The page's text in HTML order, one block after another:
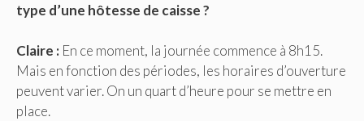
type d’une hôtesse de caisse ?
Claire : En ce moment, la journée commence à 8h15.
Mais en fonction des périodes, les horaires d’ouverture
peuvent varier. On un quart d’heure pour se mettre en
place.